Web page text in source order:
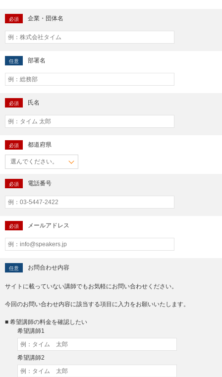
必須 企業・団体名
任意 部署名
必須 氏名
必須 都道府県
必須 電話番号
必須 メールアドレス
任意 お問合わせ内容
サイトに載っていない講師でもお気軽にお問い合わせください。
今回のお問い合わせ内容に該当する項目に入力をお願いいたします。
■ 希望講師の料金を確認したい
希望講師1
希望講師2